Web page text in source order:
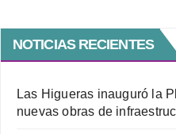
NOTICIAS RECIENTES
Las Higueras inauguró la
nuevas obras de